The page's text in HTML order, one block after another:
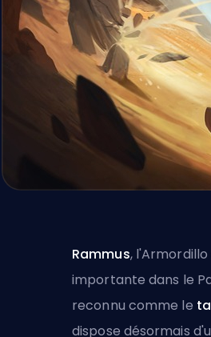
Rammus,
importante dans le
reconnu comme le
dispose désormais